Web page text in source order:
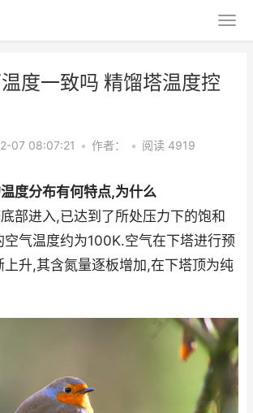
度一致吗 精馏塔温度控
07 08:07:21 • 作者： • 阅读 4919
度分布有何特点,为什么
部进入,已达到了所处压力下的饱和
气温度约为100K.空气在下塔进行预
升,其含氮量逐板增加,在下塔顶为纯